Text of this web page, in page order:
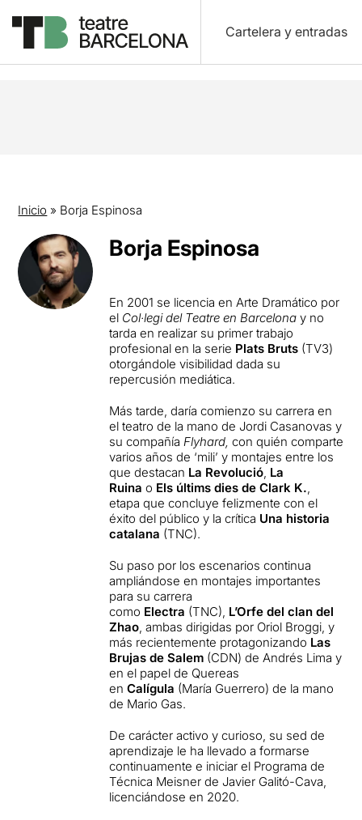
Cartelera y entradas
Inicio » Borja Espinosa
Borja Espinosa
En 2001 se licencia en Arte Dramático por
el Col·legi del Teatre en Barcelona y no
tarda en realizar su primer trabajo
profesional en la serie Plats Bruts (TV3)
otorgándole visibilidad dada su
repercusión mediática.
Más tarde, daría comienzo su carrera en
el teatro de la mano de Jordi Casanovas y
su compañíaFlyhard, con quién comparte
varios años de ‘mili’ y montajes entre los
que destacan La Revolució, La
Ruinao Els últims dies de Clark K.,
etapa que concluye felizmente con el
éxito del público y la crítica Una historia
catalana (TNC).
Su paso por los escenarios continua
ampliándose en montajes importantes
para su carrera
como Electra (TNC), L’Orfe del clan del
Zhao, ambas dirigidas por Oriol Broggi, y
más recientemente protagonizando Las
Brujas de Salem (CDN) de Andrés Lima y
en el papel de Quereas
enCalígula (María Guerrero) de la mano
de Mario Gas.
De carácter activo y curioso, su sed de
aprendizaje le ha llevado a formarse
continuamente e iniciar el Programa de
Técnica Meisner de Javier Galitó-Cava,
licenciándose en 2020.